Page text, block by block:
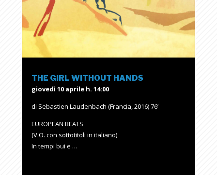
THE GIRL WITHOUT HANDS
giovedì 10 aprile h. 14:00
di Sebastien Laudenbach (Francia, 2016) 76’
EUROPEAN BEATS
(V.O. con sottotitoli in italiano)
In tempi bui e …